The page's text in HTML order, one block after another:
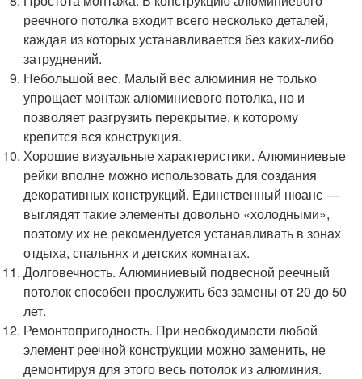
реечного потолка входит всего несколько деталей,
каждая из которых устанавливается без каких-либо
затруднений.
Небольшой вес. Малый вес алюминия не только
упрощает монтаж алюминиевого потолка, но и
позволяет разгрузить перекрытие, к которому
крепится вся конструкция.
Хорошие визуальные характеристики. Алюминиевые
рейки вполне можно использовать для создания
декоративных конструкций. Единственный нюанс —
выглядят такие элементы довольно «холодными»,
поэтому их не рекомендуется устанавливать в зонах
отдыха, спальнях и детских комнатах.
Долговечность. Алюминиевый подвесной реечный
потолок способен прослужить без замены от 20 до 50
лет.
Ремонтопригодность. При необходимости любой
элемент реечной конструкции можно заменить, не
демонтируя для этого весь потолок из алюминия.